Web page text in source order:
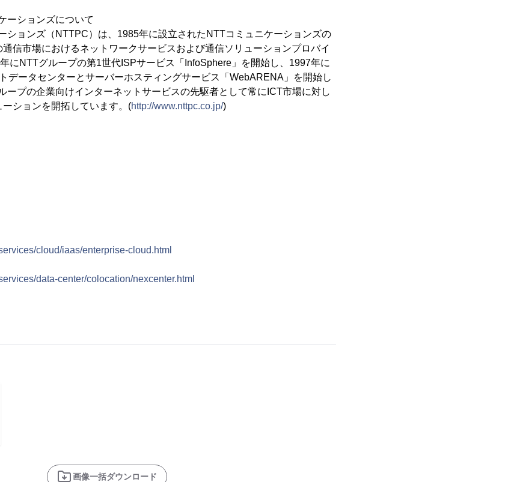
ーションズについて
ションズ（NTTPC）は、1985年に設立されたNTTコミュニケーションズの
信市場におけるネットワークサービスおよび通信ソリューションプロバイ
にNTTグループの第1世代ISPサービス「InfoSphere」を開始し、1997年に
データセンターとサーバーホスティングサービス「WebARENA」を開始し
ープの企業向けインターネットサービスの先駆者として常にICT市場に対し
ションを開拓しています。(http://www.nttpc.co.jp/)
cloud/iaas/enterprise-cloud.html
data-center/colocation/nexcenter.html
画像一括ダウンロード